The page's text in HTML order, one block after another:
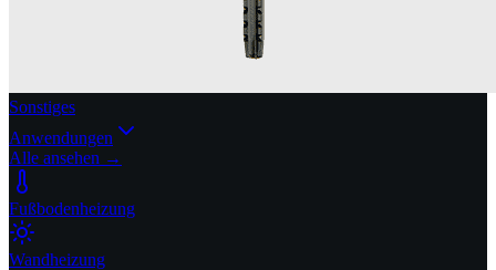
Sonstiges
Anwendungen
Alle ansehen →
Fußbodenheizung
Wandheizung